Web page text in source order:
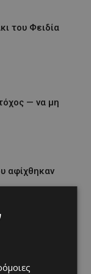
του Φειδία
— να μη
αφίχθηκαν
τη μεγάλη